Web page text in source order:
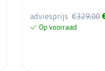
adviesprijs €329,00
Op voorraad